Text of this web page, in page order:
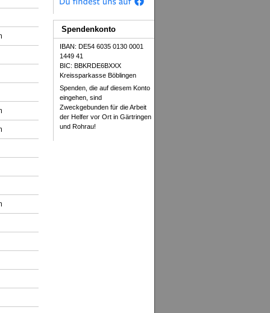
Spendenkonto
IBAN: DE54 6035 0130 0001
1449 41
BIC: BBKRDE6BXXX
Kreissparkasse Böblingen
Spenden, die auf diesem Konto
eingehen, sind
Zweckgebunden für die Arbeit
der Helfer vor Ort in Gärtringen
und Rohrau!